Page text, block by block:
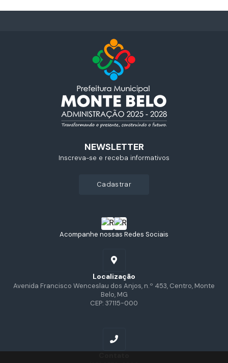
Acompanhe nossas Redes Sociais
Localização
Avenida Francisco Wenceslau dos Anjos, n.º 453, Centro, Monte
Belo, MG
CEP: 37115-000
NEWSLETTER
Inscreva-se e receba informativos
cadastrar